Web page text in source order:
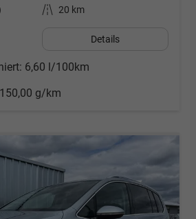
Kilometerstand 20 km
Details
6,60 l/100km
150,00 g/km